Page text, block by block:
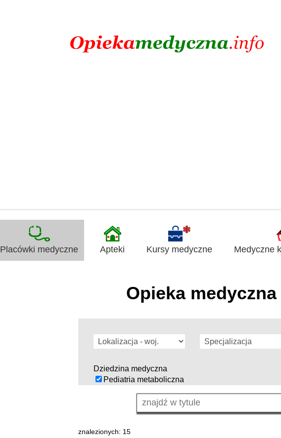
Placówki medyczne Apteki Kursy medyczne Medyczne
Opieka
Dziedzina medyczna
Pediatria metaboliczna
znalezionych: 15